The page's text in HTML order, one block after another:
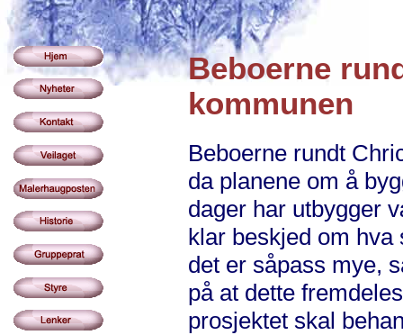
Beboerne
kommunen
Beboerne rundt
da planene om å
dager har utbygger
klar beskjed om
det er såpass mye,
på at dette
prosjektet skal